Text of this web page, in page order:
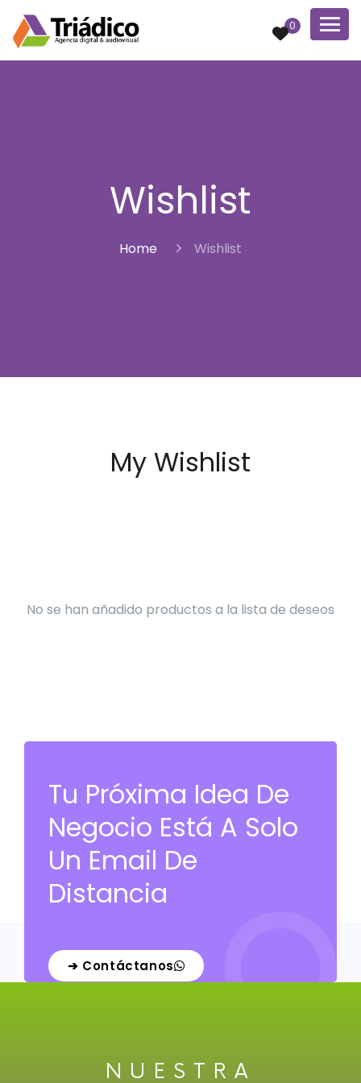
0
Wishlist
Home Wishlist
My Wishlist
No se han añadido productos a la lista de deseos
Tu Próxima Idea De
Negocio Está A Solo
Un Email De
Distancia
➔ Contáctanos
NUESTRA